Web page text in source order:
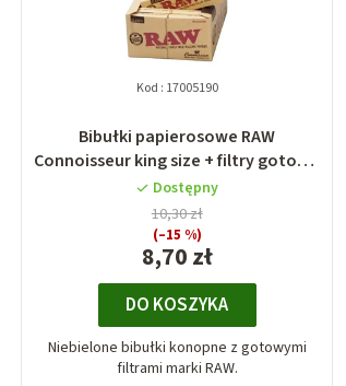
Bibułki papierosowe RAW
Connoisseur king size + filtry gotowe
skręcone
Dostępny
8,70 zł
10,30 zł
(–15 %)
DO KOSZYKA
Niebielone bibułki konopne z gotowymi
filtrami marki RAW.
Kod : 17005190